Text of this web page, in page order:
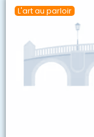
L'art au parloir